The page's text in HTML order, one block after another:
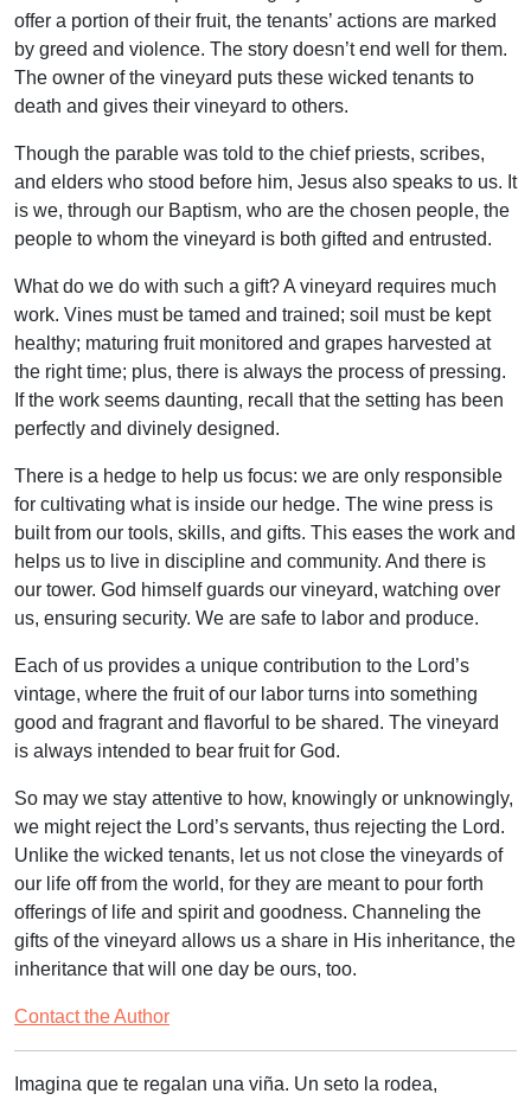
offer a portion of their fruit, the tenants’ actions are marked
by greed and violence. The story doesn’t end well for them.
The owner of the vineyard puts these wicked tenants to
death and gives their vineyard to others.
Though the parable was told to the chief priests, scribes,
and elders who stood before him, Jesus also speaks to us. It
is we, through our Baptism, who are the chosen people, the
people to whom the vineyard is both gifted and entrusted.
What do we do with such a gift? A vineyard requires much
work. Vines must be tamed and trained; soil must be kept
healthy; maturing fruit monitored and grapes harvested at
the right time; plus, there is always the process of pressing.
If the work seems daunting, recall that the setting has been
perfectly and divinely designed.
There is a hedge to help us focus: we are only responsible
for cultivating what is inside our hedge. The wine press is
built from our tools, skills, and gifts. This eases the work and
helps us to live in discipline and community. And there is
our tower. God himself guards our vineyard, watching over
us, ensuring security. We are safe to labor and produce.
Each of us provides a unique contribution to the Lord’s
vintage, where the fruit of our labor turns into something
good and fragrant and flavorful to be shared. The vineyard
is always intended to bear fruit for God.
So may we stay attentive to how, knowingly or unknowingly,
we might reject the Lord’s servants, thus rejecting the Lord.
Unlike the wicked tenants, let us not close the vineyards of
our life off from the world, for they are meant to pour forth
offerings of life and spirit and goodness. Channeling the
gifts of the vineyard allows us a share in His inheritance, the
inheritance that will one day be ours, too.
Contact the Author
Imagina que te regalan una viña. Un seto la rodea,